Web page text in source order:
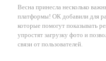
Весна принесла несколько
платформы! ОК добавили для
которые помогут показывать
упростят загрузку фото и
связи от пользователей.